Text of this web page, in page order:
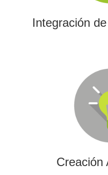
Integración
Creación
Creación
Ofrecemos soluciones
para cualquier tipo de
promocionales, spots o